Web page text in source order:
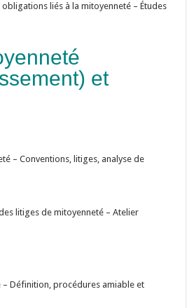
liés à la mitoyenneté – Études
et
– Conventions, litiges, analyse de
litiges de mitoyenneté – Atelier
– Définition, procédures amiable et